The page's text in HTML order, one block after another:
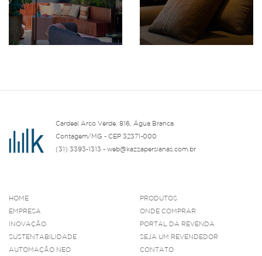
Cardeal Arco Verde, 816, Água Branca
Contagem/MG - CEP 32371-000
(31) 3393-1313 - web@kazzapersianas.com.br
HOME
EMPRESA
INOVAÇÃO
SUSTENTABILIDADE
AUTOMAÇÃO NEO
PRODUTOS
ONDE COMPRAR
PORTAL DA REVENDA
SEJA UM REVENDEDOR
CONTATO